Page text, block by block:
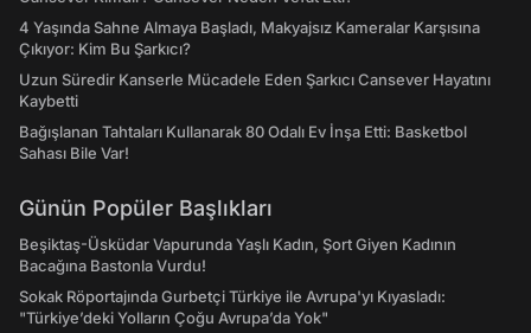
4 Yaşında Sahne Almaya Başladı, Makyajsız Kameralar Karşısına
Çıkıyor: Kim Bu Şarkıcı?
Uzun Süredir Kanserle Mücadele Eden Şarkıcı Cansever Hayatını
Kaybetti
Bağışlanan Tahtaları Kullanarak 80 Odalı Ev İnşa Etti: Basketbol
Sahası Bile Var!
Günün Popüler Başlıkları
Beşiktaş-Üsküdar Vapurunda Yaşlı Kadın, Şort Giyen Kadının
Bacağına Bastonla Vurdu!
Sokak Röportajında Gurbetçi Türkiye ile Avrupa'yı Kıyasladı:
"Türkiye’deki Yolların Çoğu Avrupa’da Yok"